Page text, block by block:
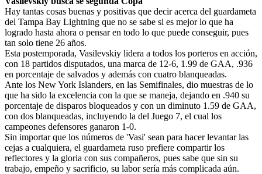
Hay tantas cosas buenas y positivas que decir acerca del guardameta
del Tampa Bay Lightning que no se sabe si es mejor lo que ha
logrado hasta ahora o pensar en todo lo que puede conseguir, pues
tan solo tiene 26 años.
Esta postemporada, Vasilevskiy lidera a todos los porteros en acción,
con 18 partidos disputados, una marca de 12-6, 1.99 de GAA, .936
en porcentaje de salvados y además con cuatro blanqueadas.
Ante los New York Islanders, en las Semifinales, dio muestras de lo
que ha sido la excelencia con la que se maneja, dejando en .940 su
porcentaje de disparos bloqueados y con un diminuto 1.59 de GAA,
con dos blanqueadas, incluyendo la del Juego 7, el cual los
campeones defensores ganaron 1-0.
Sin importar que los números de 'Vasi' sean para hacer levantar las
cejas a cualquiera, el guardameta ruso prefiere compartir los
reflectores y la gloria con sus compañeros, pues sabe que sin su
trabajo, empeño y sacrificio, su labor sería más complicada aún.